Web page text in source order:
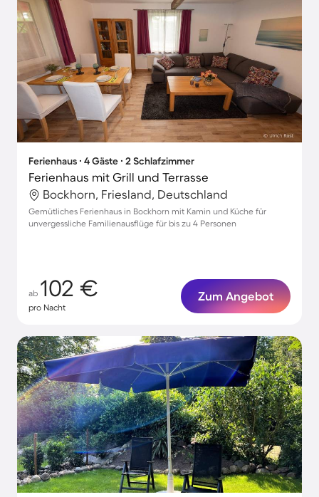
Ferienhaus ∙ 4 Gäste ∙ 2 Schlafzimmer
Ferienhaus mit Grill und Terrasse
Bockhorn, Friesland, Deutschland
Gemütliches Ferienhaus in Bockhorn mit Kamin und Küche für
unvergessliche Familienausflüge für bis zu 4 Personen
ab 102 €
pro Nacht
Zum Angebot